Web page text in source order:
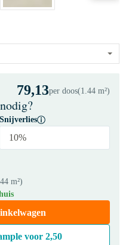
79,13per doos(1.44 m²)
Snijverlies
10%
m²)
voor 2,50